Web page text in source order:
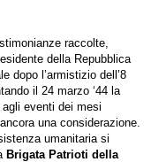
raccolte,
della Repubblica
dopo l’armistizio dell’8
il 24 marzo ‘44 la
eventi dei mesi
una considerazione.
umanitaria si
Brigata Patrioti della